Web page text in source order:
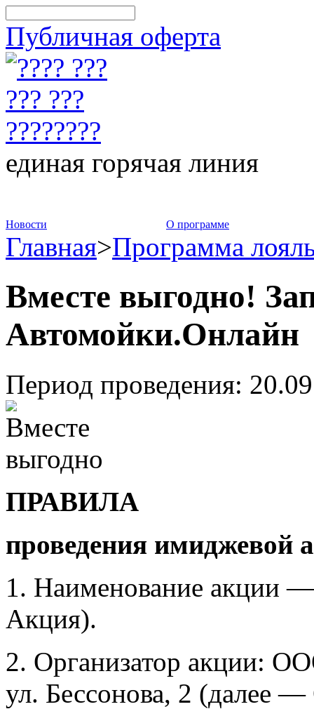
Публичная оферта
единая горячая линия
Новости О программе
Главная>Программа
Вместе выгодно!
Автомойки.Онлайн
Период проведения:
ПРАВИЛА
проведения имиджевой
1. Наименование акции
Акция).
2. Организатор акции:
ул. Бессонова, 2 (далее —